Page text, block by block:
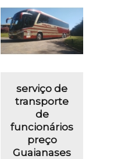
serviço de
transporte
de
funcionários
preço
Guaianases